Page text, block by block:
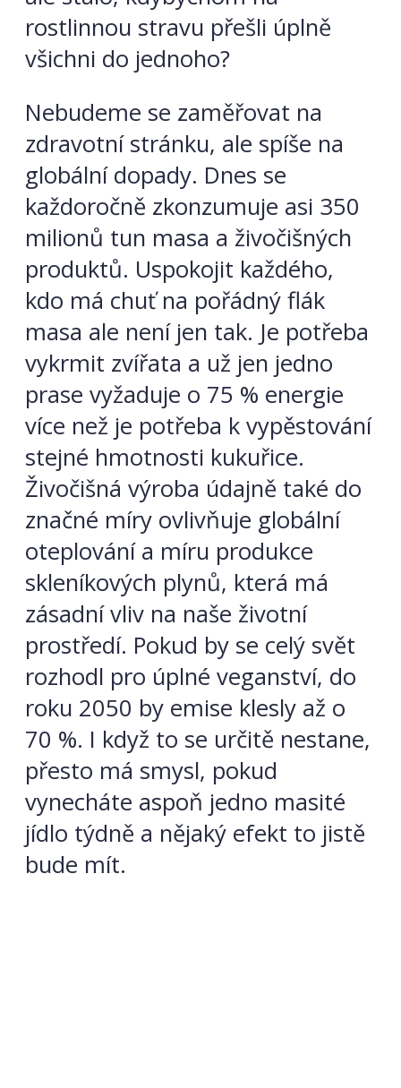
rostlinnou stravu přešli úplně
všichni do jednoho?
Nebudeme se zaměřovat na
zdravotní stránku, ale spíše na
globální dopady. Dnes se
každoročně zkonzumuje asi 350
milionů tun masa a živočišných
produktů. Uspokojit každého,
kdo má chuť na pořádný flák
masa ale není jen tak. Je potřeba
vykrmit zvířata a už jen jedno
prase vyžaduje o 75 % energie
více než je potřeba k vypěstování
stejné hmotnosti kukuřice.
Živočišná výroba údajně také do
značné míry ovlivňuje globální
oteplování a míru produkce
skleníkových plynů, která má
zásadní vliv na naše životní
prostředí. Pokud by se celý svět
rozhodl pro úplné veganství, do
roku 2050 by emise klesly až o
70 %. I když to se určitě nestane,
přesto má smysl, pokud
vynecháte aspoň jedno masité
jídlo týdně a nějaký efekt to jistě
bude mít.